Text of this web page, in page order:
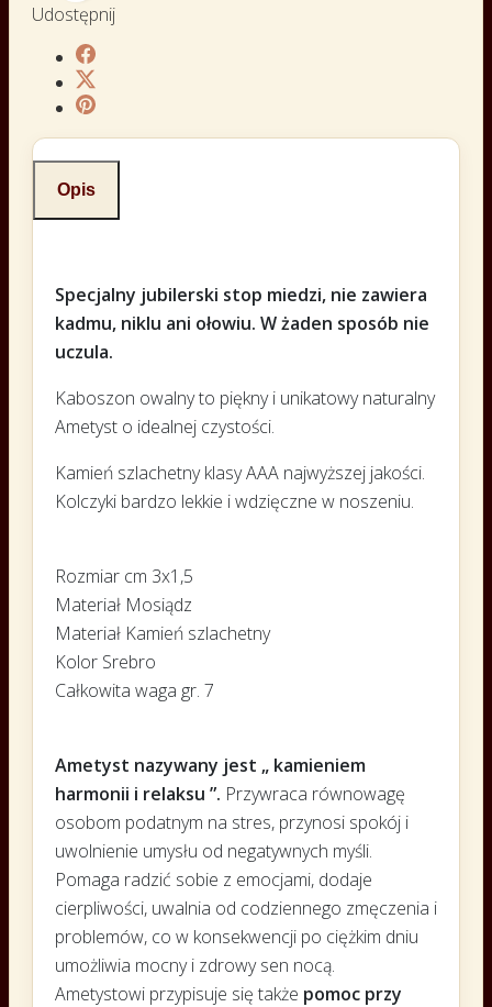
Udostępnij
Opis
Specjalny jubilerski stop miedzi, nie zawiera
kadmu, niklu ani ołowiu. W żaden sposób nie
uczula.
Kaboszon owalny to piękny i unikatowy naturalny
Ametyst o idealnej czystości.
Kamień szlachetny klasy AAA najwyższej jakości.
Kolczyki bardzo lekkie i wdzięczne w noszeniu.
Rozmiar cm 3x1,5
Materiał Mosiądz
Materiał Kamień szlachetny
Kolor Srebro
Całkowita waga gr. 7
Ametyst nazywany jest „ kamieniem
harmonii i relaksu ”. Przywraca równowagę
osobom podatnym na stres, przynosi spokój i
uwolnienie umysłu od negatywnych myśli.
Pomaga radzić sobie z emocjami, dodaje
cierpliwości, uwalnia od codziennego zmęczenia i
problemów, co w konsekwencji po ciężkim dniu
umożliwia mocny i zdrowy sen nocą.
Ametystowi przypisuje się także pomoc przy